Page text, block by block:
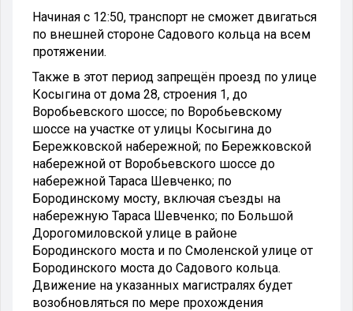
Начиная с 12:50, транспорт не сможет двигаться
по внешней стороне Садового кольца на всем
протяжении.
Также в этот период запрещён проезд по улице
Косыгина от дома 28, строения 1, до
Воробьевского шоссе; по Воробьевскому
шоссе на участке от улицы Косыгина до
Бережковской набережной; по Бережковской
набережной от Воробьевского шоссе до
набережной Тараса Шевченко; по
Бородинскому мосту, включая съезды на
набережную Тараса Шевченко; по Большой
Дорогомиловской улице в районе
Бородинского моста и по Смоленской улице от
Бородинского моста до Садового кольца.
Движение на указанных магистралях будет
возобновляться по мере прохождения